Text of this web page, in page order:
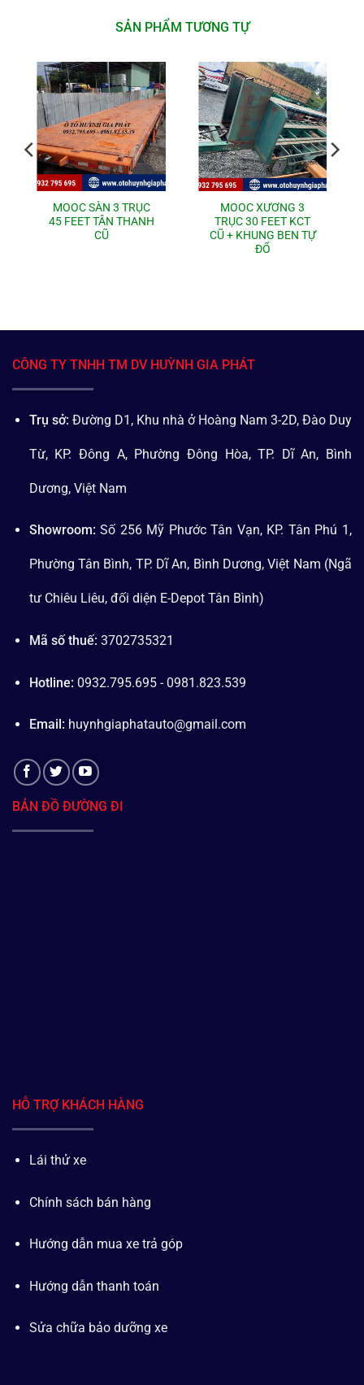
SẢN PHẨM TƯƠNG TỰ
MOOC SÀN 3 TRỤC
45 FEET TÂN THANH
CŨ
MOOC XƯƠNG 3
TRỤC 30 FEET KCT
CŨ + KHUNG BEN TỰ
ĐỔ
CÔNG TY TNHH TM DV HUỲNH GIA PHÁT
Trụ sở: Đường D1, Khu nhà ở Hoàng Nam 3-2D, Đào Duy
Từ, KP. Đông A, Phường Đông Hòa, TP. Dĩ An, Bình
Dương, Việt Nam
Showroom: Số 256 Mỹ Phước Tân Vạn, KP. Tân Phú 1,
Phường Tân Bình, TP. Dĩ An, Bình Dương, Việt Nam (Ngã
tư Chiêu Liêu, đối diện E-Depot Tân Bình)
Mã số thuế: 3702735321
Hotline: 0932.795.695 - 0981.823.539
Email: huynhgiaphatauto@gmail.com
BẢN ĐỒ ĐƯỜNG ĐI
HỖ TRỢ KHÁCH HÀNG
Lái thử xe
Chính sách bán hàng
Hướng dẫn mua xe trả góp
Hướng dẫn thanh toán
Sửa chữa bảo dưỡng xe